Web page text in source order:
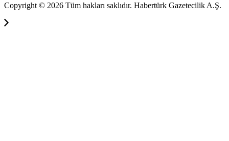
Copyright © 2026 Tüm hakları saklıdır. Habertürk Gazetecilik A.Ş.